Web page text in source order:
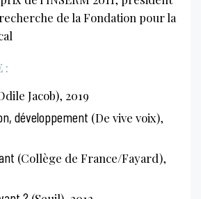
de la Fondation pour la
:
Jacob), 2019
développement (De vive voix),
(Collège de France/Fayard),